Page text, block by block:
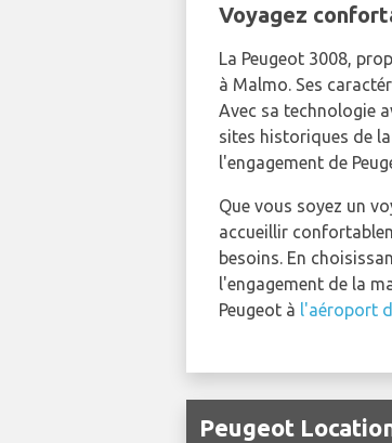
Voyagez
La Peugeot 3008,
à Malmo. Ses
Avec sa technologie
sites historiques de
l'engagement de
Que vous soyez un
accueillir
besoins. En
l'engagement de la
Peugeot à l'aéroport
Peugeot